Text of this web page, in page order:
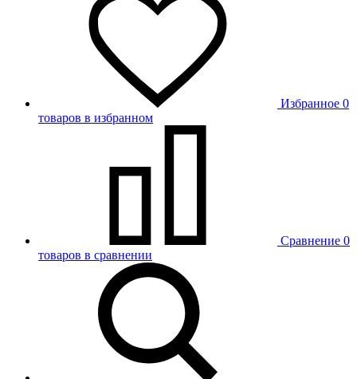
Избранное 0
товаров в избранном
Сравнение 0
товаров в сравнении